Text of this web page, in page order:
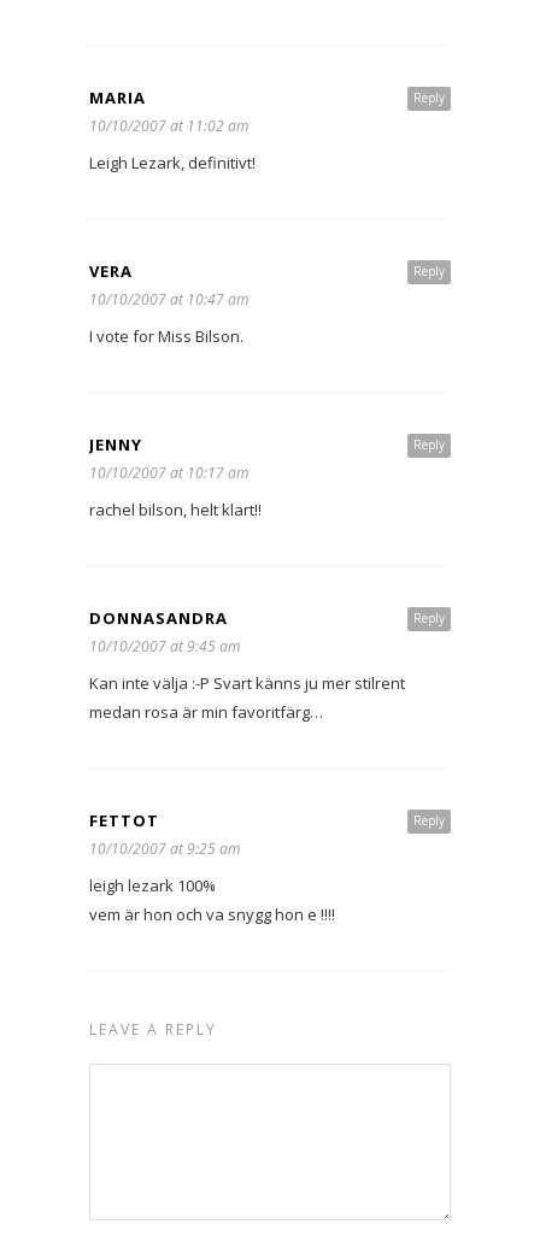
Reply
MARIA
10/10/2007 at 11:02 am
Leigh Lezark, definitivt!
Reply
VERA
10/10/2007 at 10:47 am
I vote for Miss Bilson.
Reply
JENNY
10/10/2007 at 10:17 am
rachel bilson, helt klart!!
Reply
DONNASANDRA
10/10/2007 at 9:45 am
Kan inte välja :-P Svart känns ju mer stilrent
medan rosa är min favoritfärg…
Reply
FETTOT
10/10/2007 at 9:25 am
leigh lezark 100%
vem är hon och va snygg hon e !!!!
LEAVE A REPLY